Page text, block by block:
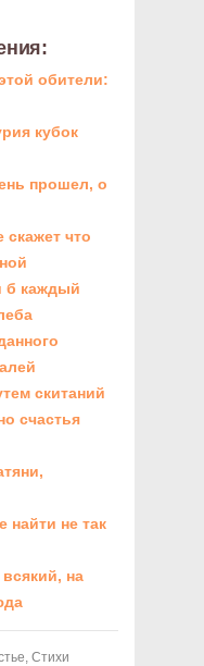
обители:
кубок
прошел, о
что
б каждый
скитаний
счастья
найти не так
на
, Стихи